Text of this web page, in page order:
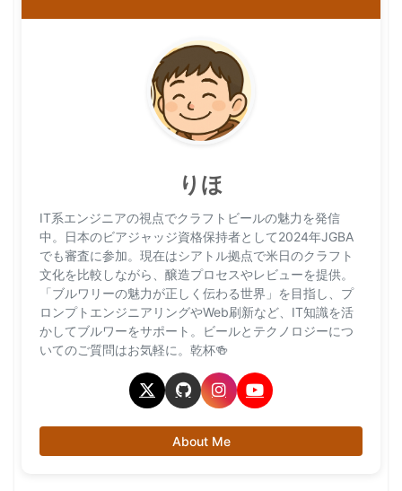
りほ
IT系エンジニアの視点でクラフトビールの魅力を発信
中。日本のビアジャッジ資格保持者として2024年JGBA
でも審査に参加。現在はシアトル拠点で米日のクラフト
文化を比較しながら、醸造プロセスやレビューを提供。
「ブルワリーの魅力が正しく伝わる世界」を目指し、プ
ロンプトエンジニアリングやWeb刷新など、IT知識を活
かしてブルワーをサポート。ビールとテクノロジーにつ
いてのご質問はお気軽に。乾杯🍻
About Me